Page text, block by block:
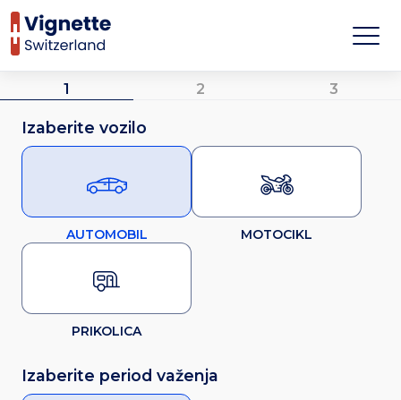
1 2 3
Izaberite vozilo
AUTOMOBIL MOTOCIKL
PRIKOLICA
Izaberite period važenja